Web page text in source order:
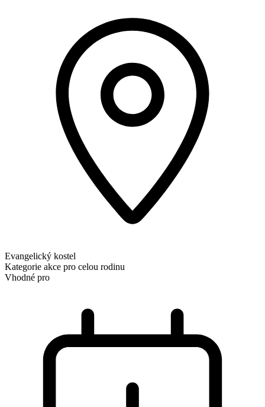
Evangelický kostel
Kategorie akce pro celou rodinu
Vhodné pro